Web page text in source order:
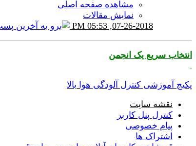
مشاهده صفحه اصلی
نمایش مقالات
07-26-2018,
05:53 PM
انتخاب سریع یک انجمن
پکیج آموزشی کنترل آلودگی هوا بالا
نقشه سایت
کنترل پنل کاربر
پیام خصوصی
اشتراک ها